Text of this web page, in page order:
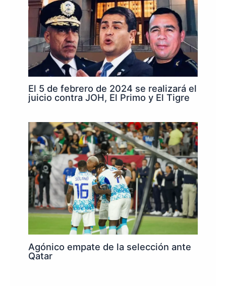
El 5 de febrero de 2024 se realizará el
juicio contra JOH, El Primo y El Tigre
Agónico empate de la selección ante
Qatar